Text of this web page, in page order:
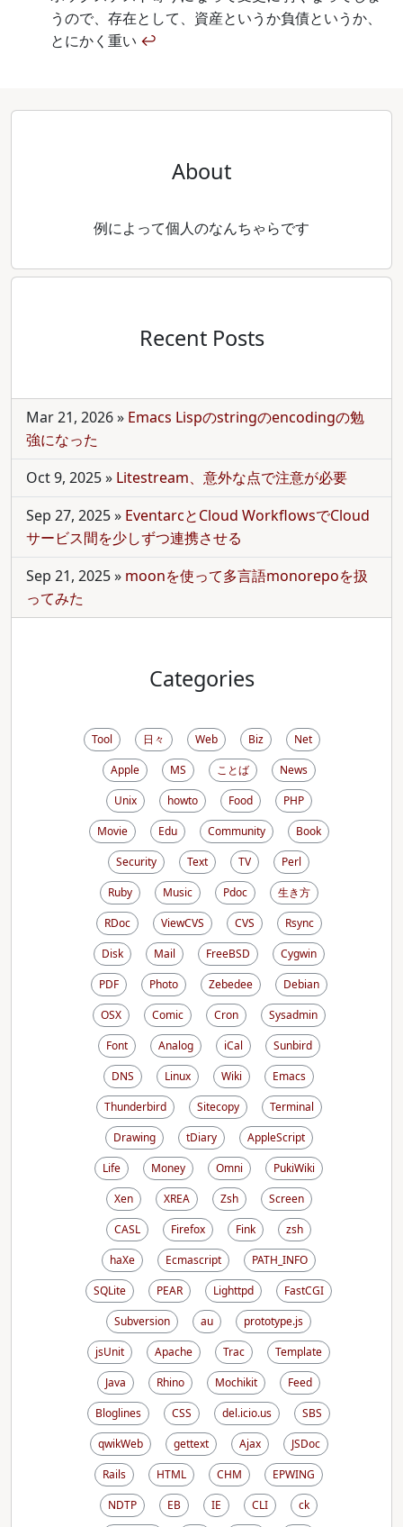
うので、存在として、資産というか負債というか、
とにかく重い ↩
About
例によって個人のなんちゃらです
Recent Posts
Mar 21, 2026» Emacs Lispのstringのencodingの勉
強になった
Oct 9, 2025» Litestream、意外な点で注意が必要
Sep 27, 2025» EventarcとCloud WorkflowsでCloud
サービス間を少しずつ連携させる
Sep 21, 2025» moonを使って多言語monorepoを扱
ってみた
Categories
Tool 日々 Web Biz
Net
Apple
MS ことば
News
Unix
howto Food
PHP
Movie
Edu Community
Book
Security
Text TV
Perl
Ruby
Music Pdoc
生き方
RDoc
ViewCVS CVS
Rsync
Disk
Mail FreeBSD
Cygwin
PDF
Photo Zebedee
Debian
OSX
Comic Cron
Sysadmin
Font
Analog iCal
Sunbird
DNS
Linux Wiki
Emacs
Thunderbird
Sitecopy
Terminal
Drawing
tDiary
AppleScript
Life
Money Omni
PukiWiki
Xen
XREA Zsh
Screen
CASL
Firefox Fink
zsh
haXe
Ecmascript
PATH_INFO
SQLite
PEAR Lighttpd
FastCGI
Subversion
au
prototype.js
jsUnit
Apache Trac
Template
Java
Rhino Mochikit
Feed
Bloglines
CSS del.icio.us
SBS
qwikWeb
gettext Ajax
JSDoc
Rails
HTML CHM
EPWING
NDTP
EB IE CLI
ck